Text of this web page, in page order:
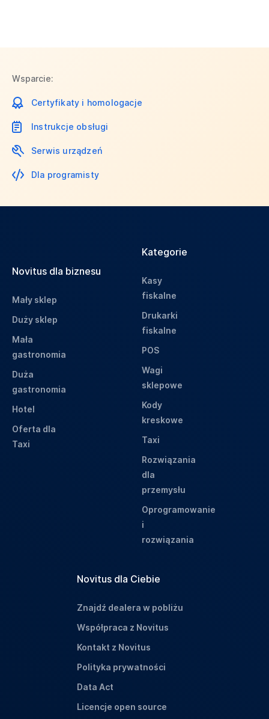
Wsparcie:
Certyfikaty i homologacje
Instrukcje obsługi
Serwis urządzeń
Dla programisty
Novitus dla biznesu
Mały sklep
Duży sklep
Mała
gastronomia
Duża
gastronomia
Hotel
Oferta dla
Taxi
Kategorie
Kasy
fiskalne
Drukarki
fiskalne
POS
Wagi
sklepowe
Kody
kreskowe
Taxi
Rozwiązania
dla
przemysłu
Oprogramowanie
i
rozwiązania
Novitus dla Ciebie
Znajdź dealera w pobliżu
Współpraca z Novitus
Kontakt z Novitus
Polityka prywatności
Data Act
Licencje open source